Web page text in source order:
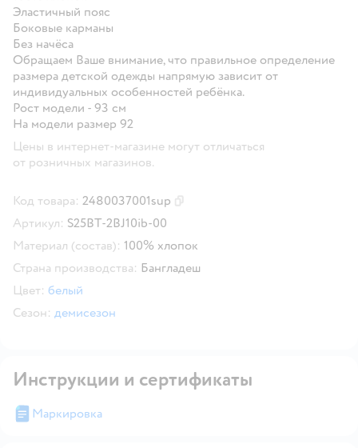
Эластичный пояс
Боковые карманы
Без начёса
Обращаем Ваше внимание, что правильное определение
размера детской одежды напрямую зависит от
индивидуальных особенностей ребёнка.
Рост модели - 93 см
На модели размер 92
Цены в интернет-магазине могут отличаться
от розничных магазинов.
Код товара: 2480037001sup
Артикул: S25BT-2BJ10ib-00
Материал (состав): 100% хлопок
Страна производства: Бангладеш
Цвет: белый
Сезон: демисезон
Инструкции и сертификаты
Маркировка